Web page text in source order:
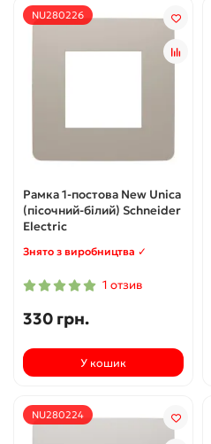
NU280226
Рамка 1-постова New Unica
(пісочний-білий) Schneider
Electric
Знято з виробництва ✓
1 отзив
330 грн.
У кошик
NU280224